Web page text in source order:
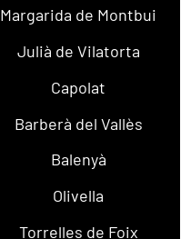
Margarida de Montbui
Julià de Vilatorta
Capolat
Barberà del Vallès
Balenyà
Olivella
Torrelles de Foix